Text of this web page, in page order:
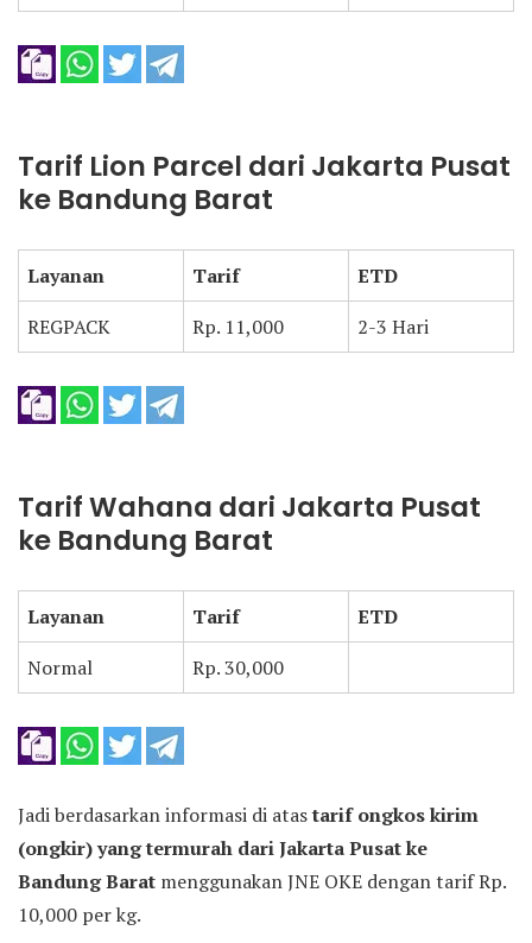
Tarif Lion Parcel dari Jakarta Pusat
ke Bandung Barat
Layanan Tarif
ETD
REGPACK
Rp. 11,000 2-3 Hari
Tarif Wahana dari Jakarta Pusat
ke Bandung Barat
Layanan Tarif
ETD
Normal
Rp. 30,000
Jadi berdasarkan informasi di atastarif ongkos kirim
(ongkir) yang termurah dari Jakarta Pusat ke
Bandung Barat menggunakan JNE OKE dengan tarif Rp.
10,000 per kg.